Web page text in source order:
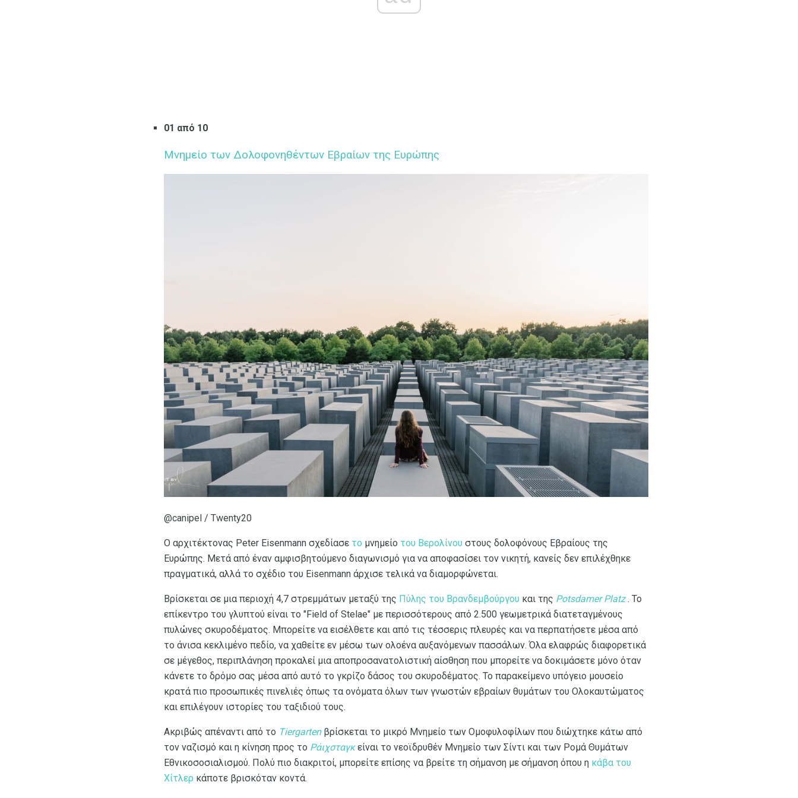
01 από 10
Μνημείο των Δολοφονηθέντων Εβραίων της Ευρώπης
@canipel / Twenty20
Ο αρχιτέκτονας Peter Eisenmann σχεδίασε το μνημείο του Βερολίνου στους δολοφόνους Εβραίους της
Ευρώπης. Μετά από έναν αμφισβητούμενο διαγωνισμό για να αποφασίσει τον νικητή, κανείς δεν επιλέχθηκε
πραγματικά, αλλά το σχέδιο του Eisenmann άρχισε τελικά να διαμορφώνεται.
Βρίσκεται σε μια περιοχή 4,7 στρεμμάτων μεταξύ της Πύλης του Βρανδεμβούργου και της Potsdamer Platz. Το
επίκεντρο του γλυπτού είναι το "Field of Stelae" με περισσότερους από 2.500 γεωμετρικά διατεταγμένους
πυλώνες σκυροδέματος. Μπορείτε να εισέλθετε και από τις τέσσερις πλευρές και να περπατήσετε μέσα από
το άνισα κεκλιμένο πεδίο, να χαθείτε εν μέσω των ολοένα αυξανόμενων πασσάλων. Όλα ελαφρώς διαφορετικά
σε μέγεθος, περιπλάνηση προκαλεί μια αποπροσανατολιστική αίσθηση που μπορείτε να δοκιμάσετε μόνο όταν
κάνετε το δρόμο σας μέσα από αυτό το γκρίζο δάσος του σκυροδέματος. Το παρακείμενο υπόγειο μουσείο
κρατά πιο προσωπικές πινελιές όπως τα ονόματα όλων των γνωστών εβραίων θυμάτων του Ολοκαυτώματος
και επιλέγουν ιστορίες του ταξιδιού τους.
Ακριβώς απέναντι από το Tiergartenβρίσκεται το μικρό Μνημείο των Ομοφυλοφίλων που διώχτηκε κάτω από
τον ναζισμό και η κίνηση προς το Ράιχσταγκείναι το νεοϊδρυθέν Μνημείο των Σίντι και των Ρομά Θυμάτων
Εθνικοσοσιαλισμού. Πολύ πιο διακριτοί, μπορείτε επίσης να βρείτε τη σήμανση με σήμανση όπου η κάβα του
Χίτλερ κάποτε βρισκόταν κοντά.